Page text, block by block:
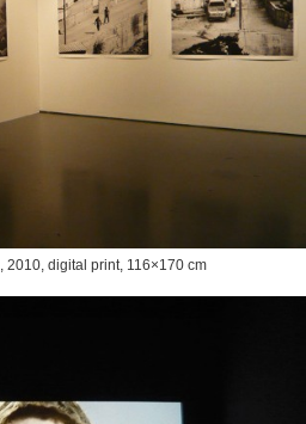
, 2010, digital print, 116×170 cm